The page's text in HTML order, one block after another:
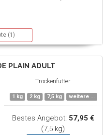
(1)
PLAIN ADULT
Trockenfutter
1 kg 2 kg 7,5 kg weitere ...
Bestes Angebot: 57,95 €
(7,5 kg)